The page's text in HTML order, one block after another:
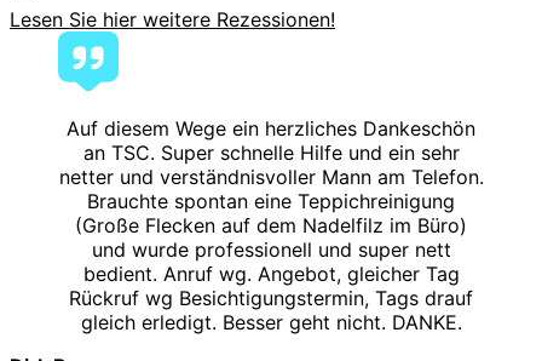
Lesen Sie hier weitere Rezessionen!
Auf diesem Wege ein herzliches Dankeschön
an TSC. Super schnelle Hilfe und ein sehr
netter und verständnisvoller Mann am Telefon.
Brauchte spontan eine Teppichreinigung
(Große Flecken auf dem Nadelfilz im Büro)
und wurde professionell und super nett
bedient. Anruf wg. Angebot, gleicher Tag
Rückruf wg Besichtigungstermin, Tags drauf
gleich erledigt. Besser geht nicht. DANKE.